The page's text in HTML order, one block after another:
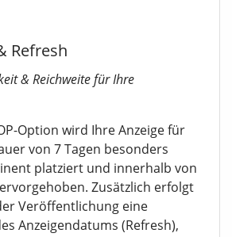
Refresh
& Reichweite für Ihre
Option wird Ihre Anzeige für
von 7 Tagen besonders
platziert und innerhalb von
Zusätzlich erfolgt
Veröffentlichung eine
Anzeigendatums (Refresh),